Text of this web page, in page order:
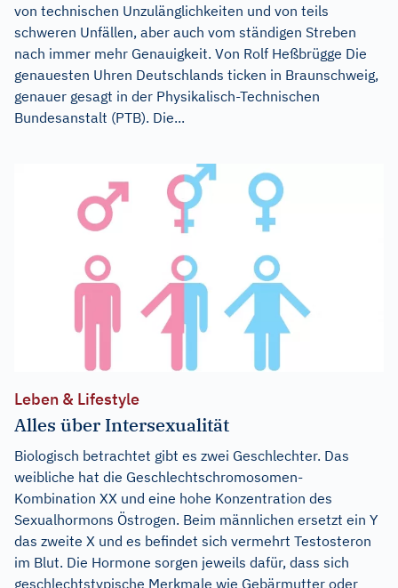
von technischen Unzulänglichkeiten und von teils
schweren Unfällen, aber auch vom ständigen Streben
nach immer mehr Genauigkeit. Von Rolf Heßbrügge Die
genauesten Uhren Deutschlands ticken in Braunschweig,
genauer gesagt in der Physikalisch-Technischen
Bundesanstalt (PTB). Die...
Leben & Lifestyle
Alles über Intersexualität
Biologisch betrachtet gibt es zwei Geschlechter. Das
weibliche hat die Geschlechtschromosomen-
Kombination XX und eine hohe Konzentration des
Sexualhormons Östrogen. Beim männlichen ersetzt ein Y
das zweite X und es befindet sich vermehrt Testosteron
im Blut. Die Hormone sorgen jeweils dafür, dass sich
geschlechtstypische Merkmale wie Gebärmutter oder